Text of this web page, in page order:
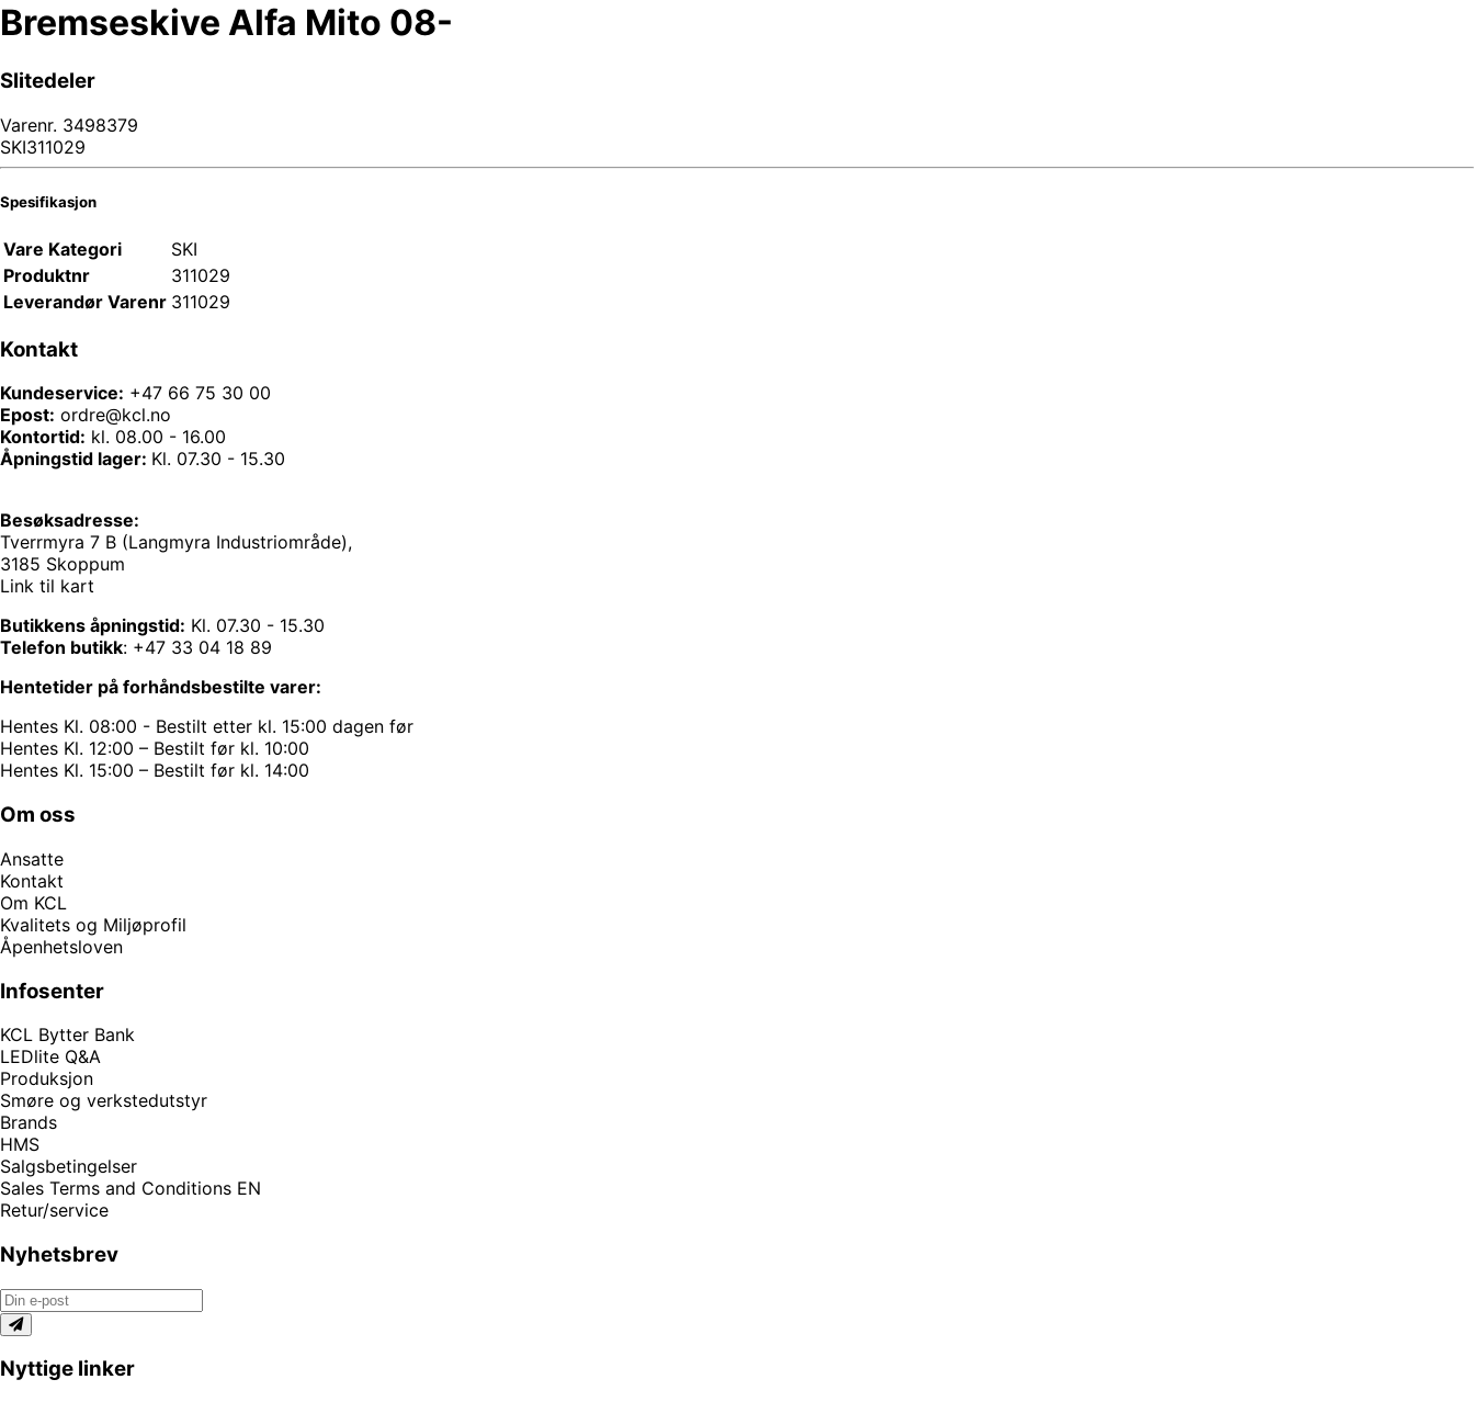
Bremseskive Alfa Mito 08-
Slitedeler
Varenr. 3498379
SKI311029
Spesifikasjon
Vare Kategori
SKI
Produktnr
311029
Leverandør Varenr 311029
Kontakt
Kundeservice: +47 66 75 30 00
Epost: ordre@kcl.no
Kontortid: kl. 08.00 - 16.00
Åpningstid lager: Kl. 07.30 - 15.30
Besøksadresse:
Tverrmyra 7 B (Langmyra Industriområde),
3185 Skoppum
Link til kart
Butikkens åpningstid: Kl. 07.30 - 15.30
Telefon butikk: +47 33 04 18 89
Hentetider på forhåndsbestilte varer:
Hentes Kl. 08:00 - Bestilt etter kl. 15:00 dagen før
Hentes Kl. 12:00 – Bestilt før kl. 10:00
Hentes Kl. 15:00 – Bestilt før kl. 14:00
Om oss
Ansatte
Kontakt
Om KCL
Kvalitets og Miljøprofil
Åpenhetsloven
Infosenter
KCL Bytter Bank
LEDlite Q&A
Produksjon
Smøre og verkstedutstyr
Brands
HMS
Salgsbetingelser
Sales Terms and Conditions EN
Retur/service
Nyhetsbrev
Nyttige linker